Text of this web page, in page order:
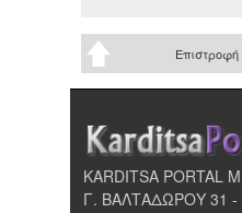
KARDITSA PORTAL
Γ. ΒΑΛΤΑΔΩΡΟΥ 31 -